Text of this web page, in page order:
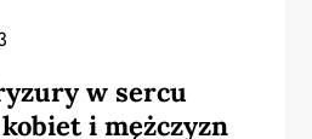
w sercu
i mężczyzn